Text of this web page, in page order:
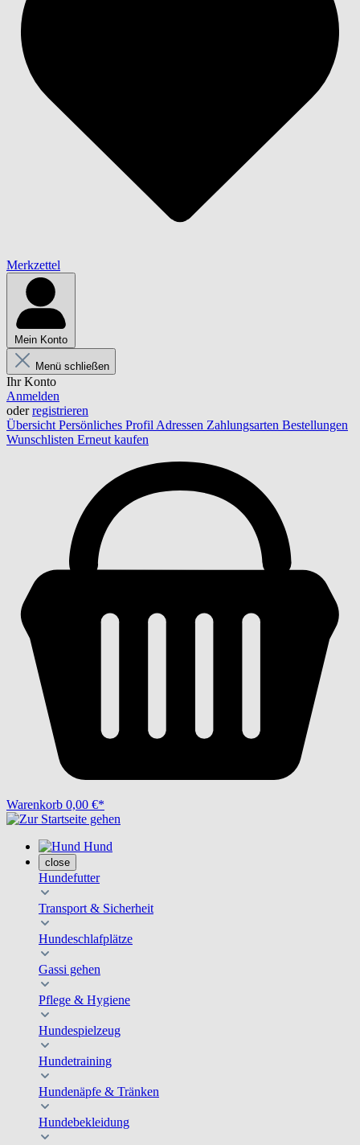
Merkzettel
Mein Konto
Menü schließen
Ihr Konto
Anmelden
oderregistrieren
Übersicht Persönliches Profil Adressen Zahlungsarten Bestellungen
Wunschlisten Erneut kaufen
Warenkorb 0,00 €*
Hund
close
Hundefutter
Transport & Sicherheit
Hundeschlafplätze
Gassi gehen
Pflege & Hygiene
Hundespielzeug
Hundetraining
Hundenäpfe & Tränken
Hundebekleidung